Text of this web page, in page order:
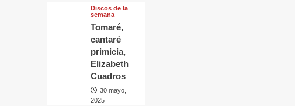
Discos de la
semana
Tomaré,
cantaré
primicia,
Elizabeth
Cuadros
30 mayo,
2025